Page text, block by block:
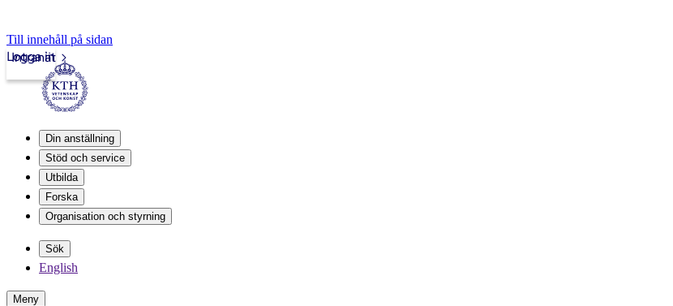
Till innehåll på sidan
Intranät
Logga in
Din anställning
Stöd och service
Utbilda
Forska
Organisation och styrning
Sök
English
Meny